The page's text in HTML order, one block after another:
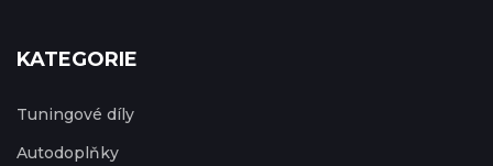
KATEGORIE
Tuningové díly
Autodoplňky